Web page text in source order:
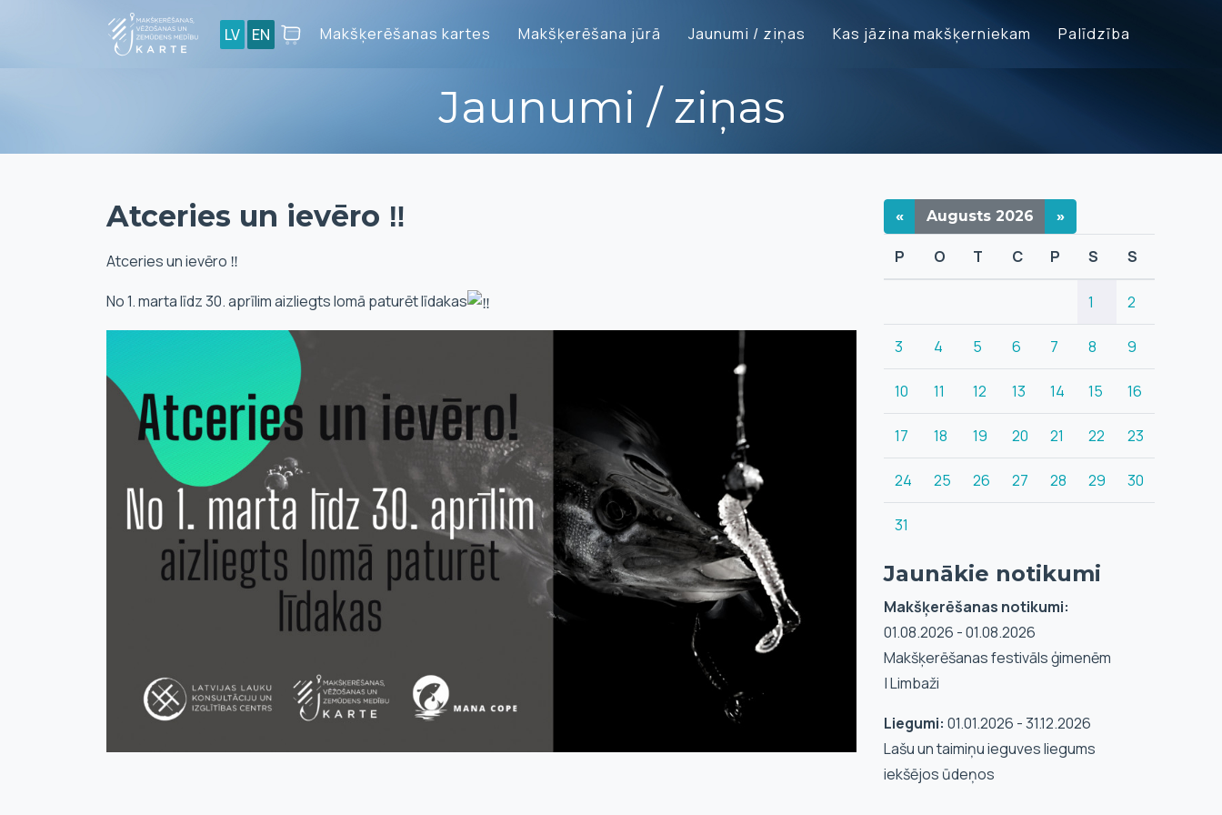
LV EN Makšķerēšanas kartes Makšķerēšana jūrā Jaunumi / ziņas Kas jāzina makšķerniekam Palīdzība
Jaunumi / ziņas
Atceries un ievēro ‼️
Atceries un ievēro ‼️
No 1. marta līdz 30. aprīlim aizliegts lomā paturēt līdakas
« Augusts 2026 »
P O T C P S S
1 2
3 4 5 6 7 8 9
10 11 12 13 14 15 16
17 18 19 20 21 22 23
24 25 26 27 28 29 30
31
Jaunākie notikumi
Makšķerēšanas notikumi:
01.08.2026 - 01.08.2026
Makšķerēšanas festivāls ģimenēm
| Limbaži
Liegumi: 01.01.2026 - 31.12.2026
Lašu un taimiņu ieguves liegums
iekšējos ūdeņos